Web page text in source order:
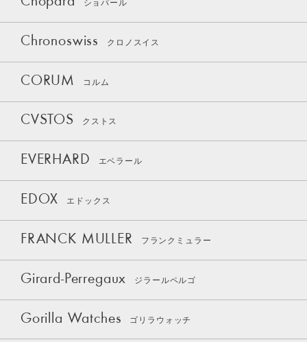
ショパール
Chronoswiss クロノスイス
CORUM コルム
CVSTOS クストス
EVERHARD エベラール
EDOX エドックス
FRANCK MULLER フランクミュラー
Girard-Perregaux ジラールペルゴ
Gorilla Watches ゴリラウォッチ